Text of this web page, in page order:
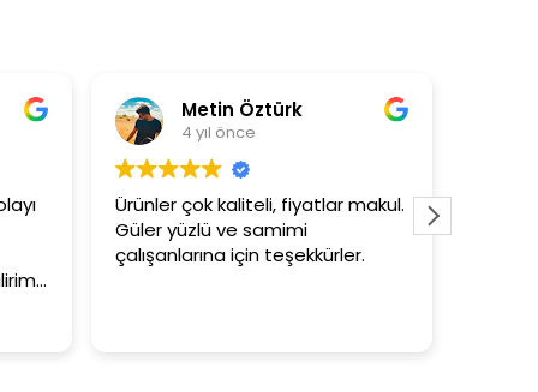
Metin Öztürk
çok kaliteli, fiyatlar makul.
ve samimi
için teşekkürler.
Asli Ersoy
3+1 evin kagidini
tutar